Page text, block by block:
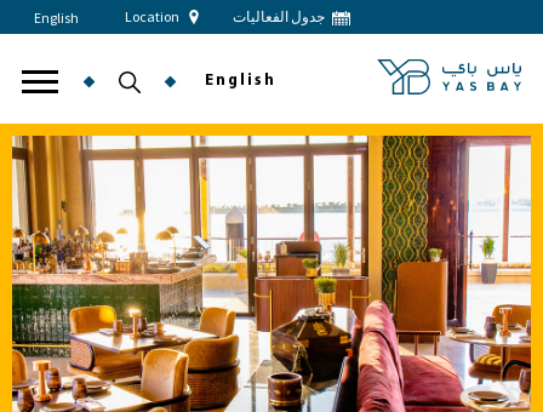
جدول الفعاليات Location
English
English